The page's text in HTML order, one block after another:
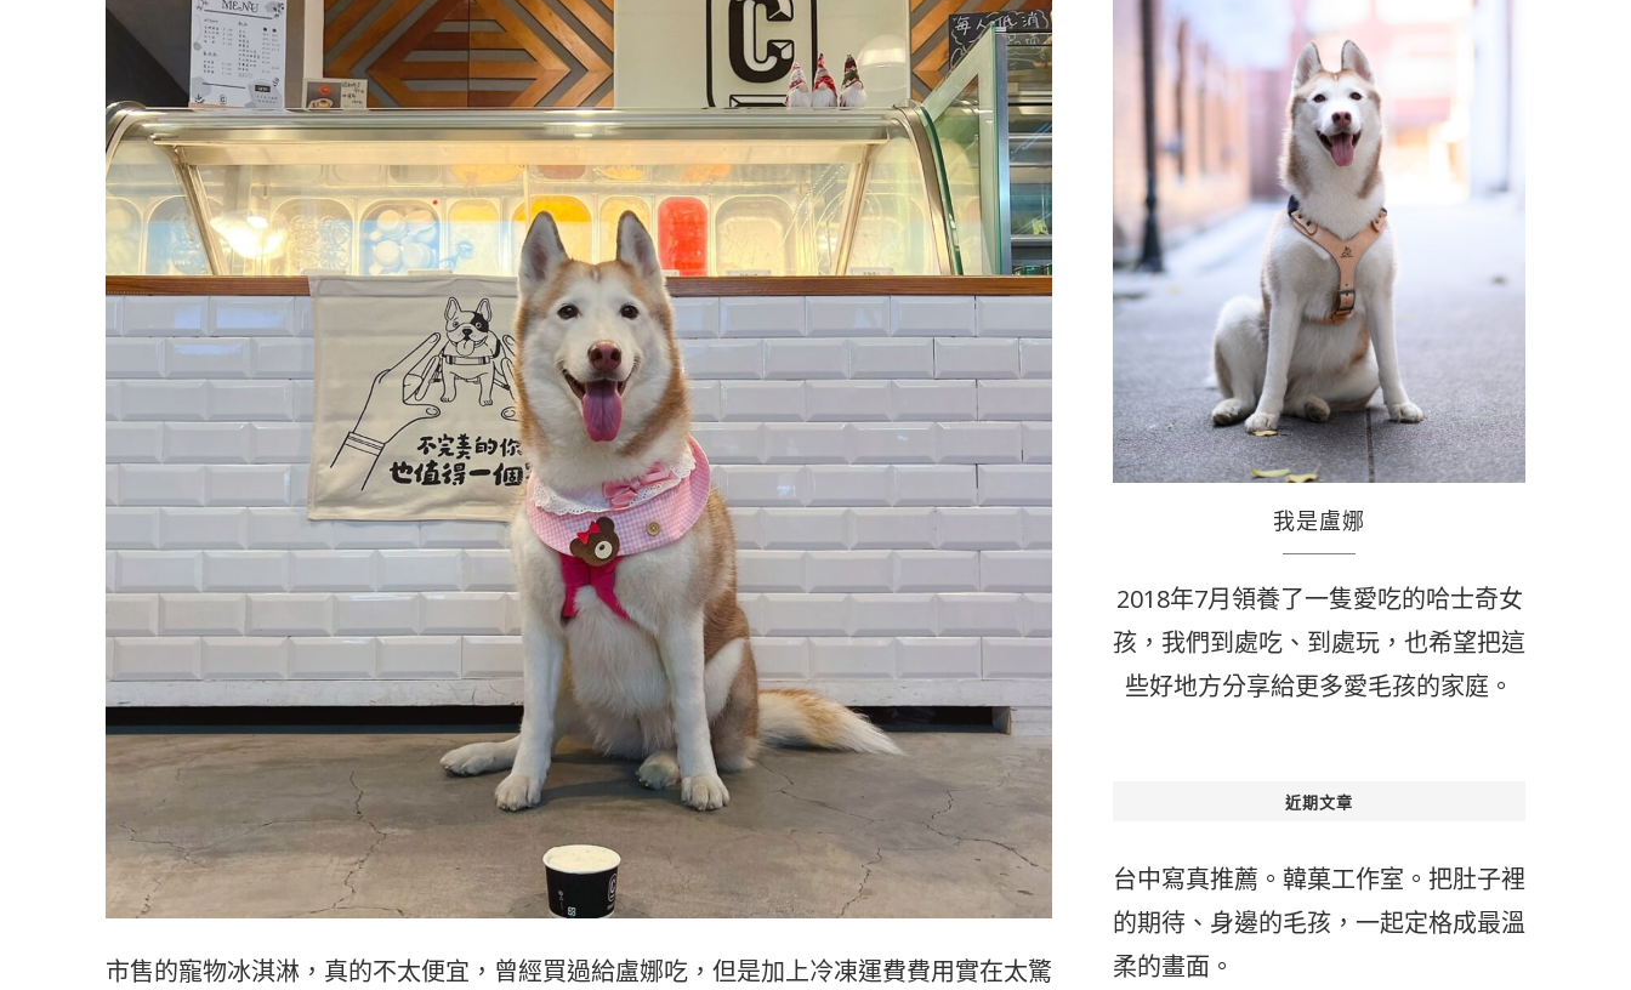
市售的寵物冰淇淋，真的不太便宜，曾經買過給盧娜吃，但是加上冷凍運費費用實在太驚
我是盧娜
2018年7月領養了一隻愛吃的哈士奇女
孩，我們到處吃、到處玩，也希望把這
些好地方分享給更多愛毛孩的家庭。
近期文章
台中寫真推薦。韓菓工作室。把肚子裡
的期待、身邊的毛孩，一起定格成最溫
柔的畫面。